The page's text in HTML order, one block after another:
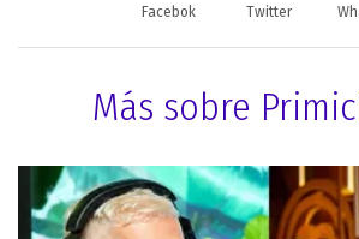
Facebok Twitter
Más sobre